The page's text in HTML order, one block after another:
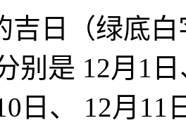
吉日（绿底白
别是 12月1
日、 12月11